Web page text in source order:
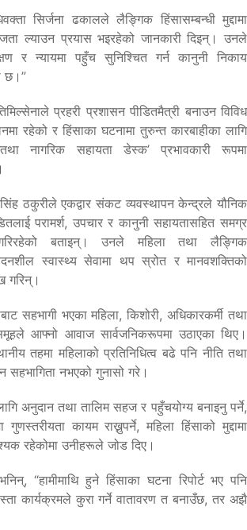
सिर्जना ढकालले लैङ्गिक हिंसासम्बन्धी मुद्दामा
ल्याउन प्रयास भइरहेको जानकारी दिइन्। उनले
र न्यायमा पहुँच सुनिश्चित गर्न कानुनी निकाय
छ।”
प्रहरी प्रशासन पीडितमैत्री बनाउन विविध
रहेको र हिंसाका घटनामा तुरुन्त कारबाहीका लागि
तथा नागरिक सहायता डेस्क’ प्रभावकारी रूपमा
ठकुरीले एकद्वार संकट व्यवस्थापन केन्द्रले यौनिक
परामर्श, उपचार र कानुनी सहायतासहित समग्र
बताइन्। उनले महिला तथा लैङ्गिक
स्वास्थ्य सेवामा थप स्रोत र मानवशक्तिको
गरिन्।
सहभागी भएका महिला, किशोरी, अधिकारकर्मी तथा
आफ्नो आवाज सार्वजनिकरूपमा उठाएका थिए।
तहमा महिलाको प्रतिनिधित्व बढे पनि नीति तथा
सहभागिता नभएको गुनासो गरे।
अनुदान तथा तालिम सहज र पहुँचयोग्य बनाइनु पर्ने,
कायम राख्नुपर्ने, महिला हिंसाको मुद्दामा
रहेकोमा उनीहरूले जोड दिए।
“हामीमाथि हुने हिंसाका घटना रिपोर्ट भए पनि
कार्यक्रमले कुरा गर्ने वातावरण त बनाउँछ, तर अझै